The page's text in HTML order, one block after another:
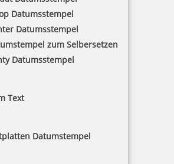
Datumsstempel
Datumsstempel
zum Selbersetzen
Datumsstempel
Text
Datumstempel
Datumstempel 2910 P04 54x30 mm